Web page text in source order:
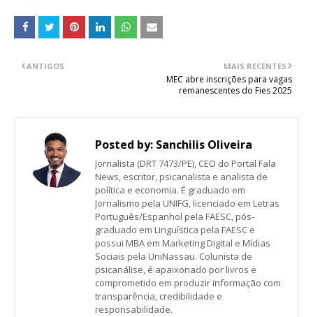
MAIS RECENTES
MEC abre inscrições para vagas
remanescentes do Fies 2025
ANTIGOS
Posted by: Sanchilis Oliveira
Jornalista (DRT 7473/PE), CEO do Portal Fala
News, escritor, psicanalista e analista de
política e economia. É graduado em
Jornalismo pela UNIFG, licenciado em Letras
Português/Espanhol pela FAESC, pós-
graduado em Linguística pela FAESC e
possui MBA em Marketing Digital e Mídias
Sociais pela UniNassau. Colunista de
psicanálise, é apaixonado por livros e
comprometido em produzir informação com
transparência, credibilidade e
responsabilidade.